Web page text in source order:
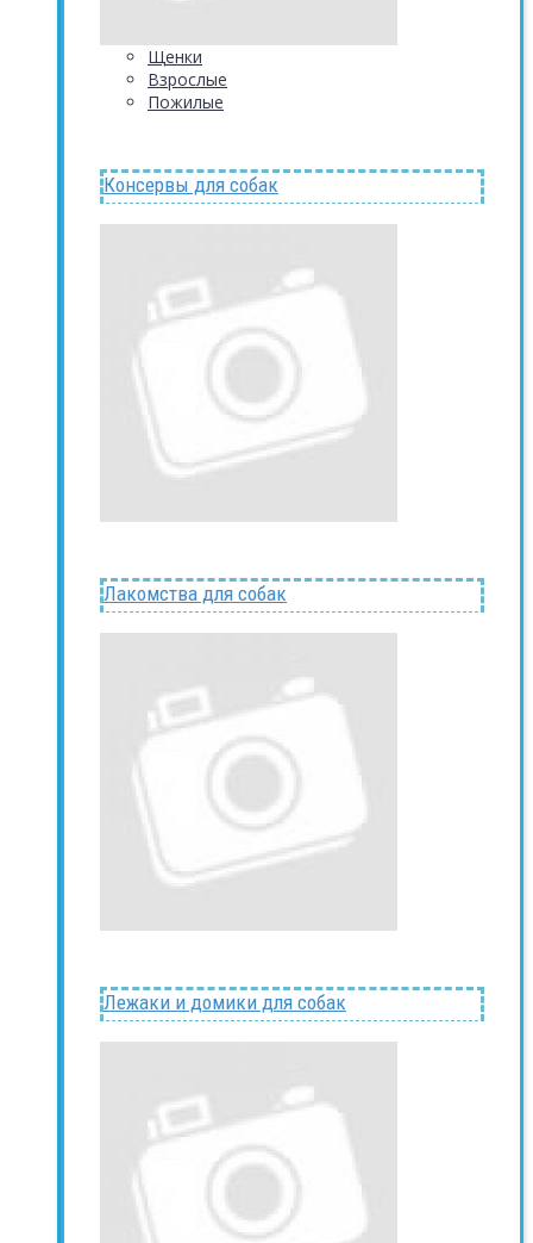
Щенки
Взрослые
Пожилые
Консервы для собак
Лакомства для собак
Лежаки и домики для собак